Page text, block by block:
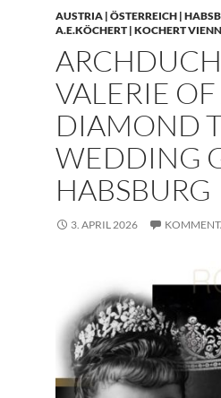
AUSTRIA | ÖSTERREICH |
A.E.KÖCHERT | KOCHERT
VALERIE
DIAMOND
WEDDING
HABSBURG
3. APRIL 2026